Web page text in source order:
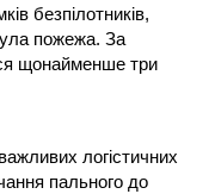
безпілотників,
пожежа. За
щонайменше три
логістичних
пального до